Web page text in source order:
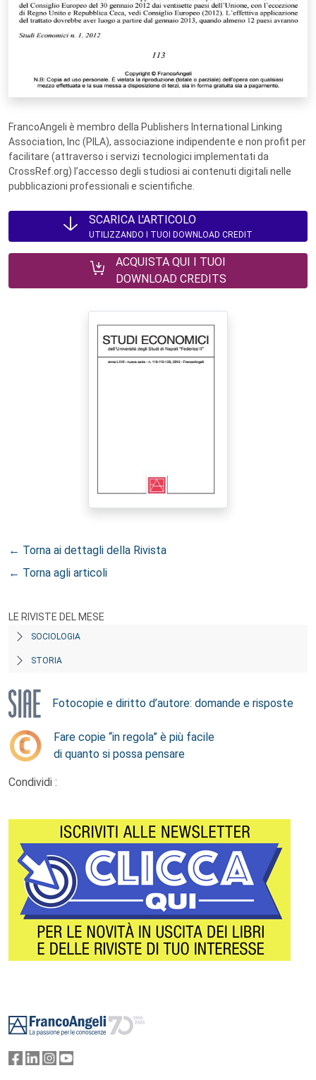
FrancoAngeli è membro della Publishers International Linking
Association, Inc (PILA), associazione indipendente e non profit per
facilitare (attraverso i servizi tecnologici implementati da
CrossRef.org) l’accesso degli studiosi ai contenuti digitali nelle
pubblicazioni professionali e scientifiche.
SCARICA L'ARTICOLO
UTILIZZANDO I TUOI DOWNLOAD CREDIT
ACQUISTA QUI I TUOI
DOWNLOAD CREDITS
← Torna ai dettagli della Rivista
← Torna agli articoli
LE RIVISTE DEL MESE
SOCIOLOGIA
STORIA
Fotocopie e diritto d’autore: domande e risposte
Fare copie “in regola” è più facile
di quanto si possa pensare
Condividi :